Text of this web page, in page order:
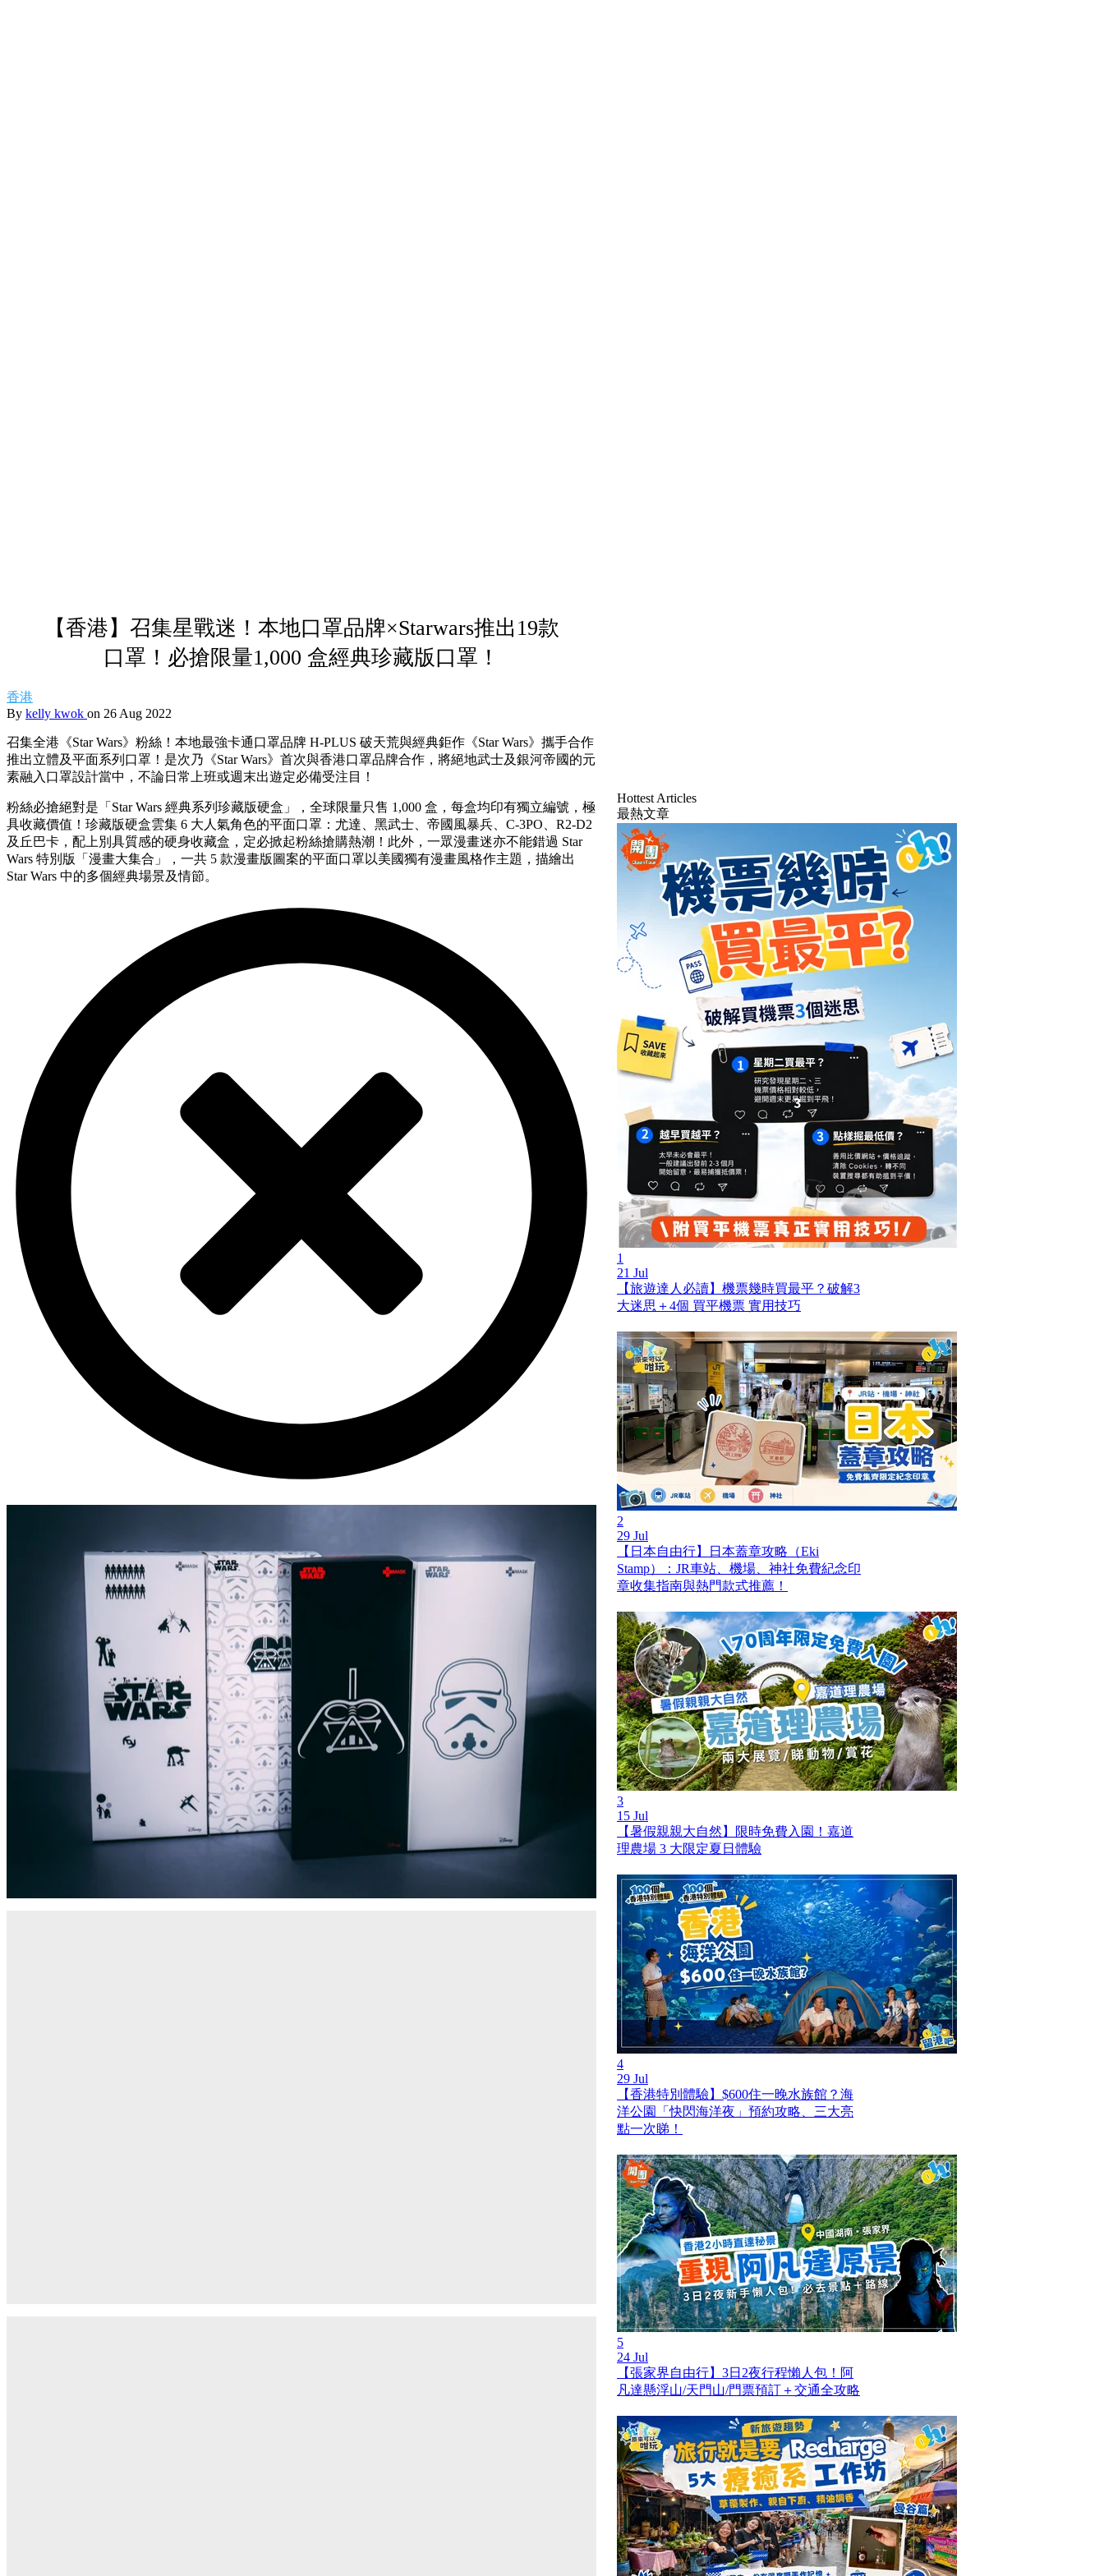
【香港】召集星戰迷！本地口罩品牌×Starwars推出19款
口罩！必搶限量1,000 盒經典珍藏版口罩！
香港
By kelly kwok on 26 Aug 2022
召集全港《Star Wars》粉絲！本地最強卡通口罩品牌 H-PLUS 破天荒與經典鉅作《Star Wars》攜手合作
推出立體及平面系列口罩！是次乃《Star Wars》首次與香港口罩品牌合作，將絕地武士及銀河帝國的元
素融入口罩設計當中，不論日常上班或週末出遊定必備受注目！
粉絲必搶絕對是「Star Wars 經典系列珍藏版硬盒」，全球限量只售 1,000 盒，每盒均印有獨立編號，極
具收藏價值！珍藏版硬盒雲集 6 大人氣角色的平面口罩：尤達、黑武士、帝國風暴兵、C-3PO、R2-D2
及丘巴卡，配上別具質感的硬身收藏盒，定必掀起粉絲搶購熱潮！此外，一眾漫畫迷亦不能錯過 Star
Wars 特別版「漫畫大集合」，一共 5 款漫畫版圖案的平面口罩以美國獨有漫畫風格作主題，描繪出
Star Wars 中的多個經典場景及情節。
Hottest Articles
最熱文章
1
21 Jul
【旅遊達人必讀】機票幾時買最平？破解3
大迷思＋4個 買平機票 實用技巧
2
29 Jul
【日本自由行】日本蓋章攻略（Eki
Stamp）：JR車站、機場、神社免費紀念印
章收集指南與熱門款式推薦！
3
15 Jul
【暑假親親大自然】限時免費入園！嘉道
理農場 3 大限定夏日體驗
4
29 Jul
【香港特別體驗】$600住一晚水族館？海
洋公園「快閃海洋夜」預約攻略、三大亮
點一次睇！
5
24 Jul
【張家界自由行】3日2夜行程懶人包！阿
凡達懸浮山/天門山/門票預訂＋交通全攻略